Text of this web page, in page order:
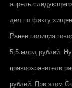
апрель следующего
дел по факту
Ранее полиция
5,5 млрд рублей. Ну
правоохранители
рублей. При этом